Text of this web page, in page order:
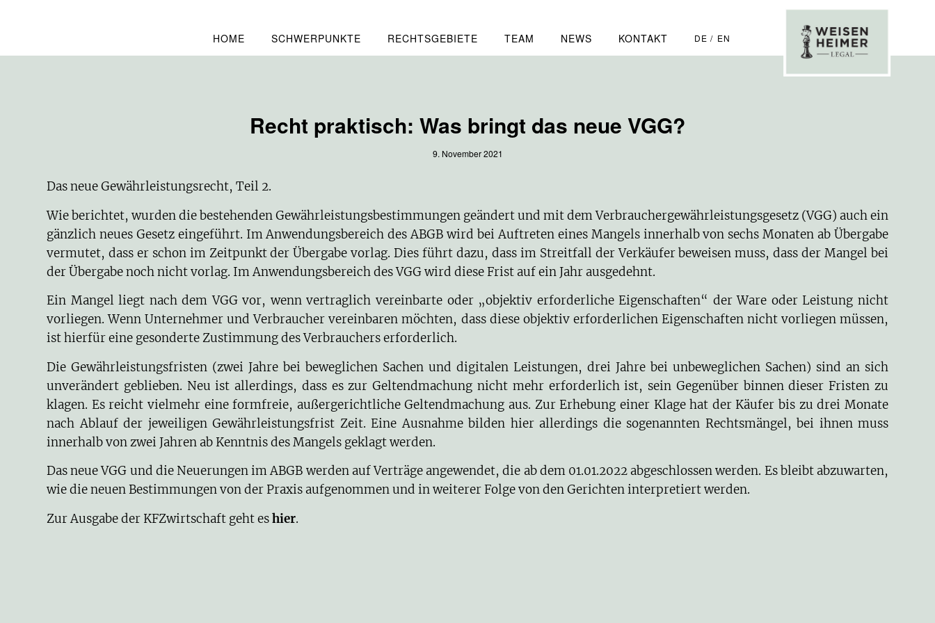
HOME SCHWERPUNKTE RECHTSGEBIETE TEAM NEWS KONTAKT DE EN
Recht praktisch: Was bringt das neue VGG?
9. November 2021
Das neue Gewährleistungsrecht, Teil 2.
Wie berichtet, wurden die bestehenden Gewährleistungsbestimmungen geändert und mit dem Verbrauchergewährleistungsgesetz (VGG) auch ein
gänzlich neues Gesetz eingeführt. Im Anwendungsbereich des ABGB wird bei Auftreten eines Mangels innerhalb von sechs Monaten ab Übergabe
vermutet, dass er schon im Zeitpunkt der Übergabe vorlag. Dies führt dazu, dass im Streitfall der Verkäufer beweisen muss, dass der Mangel bei
der Übergabe noch nicht vorlag. Im Anwendungsbereich des VGG wird diese Frist auf ein Jahr ausgedehnt.
Ein Mangel liegt nach dem VGG vor, wenn vertraglich vereinbarte oder „objektiv erforderliche Eigenschaften“ der Ware oder Leistung nicht
vorliegen. Wenn Unternehmer und Verbraucher vereinbaren möchten, dass diese objektiv erforderlichen Eigenschaften nicht vorliegen müssen,
ist hierfür eine gesonderte Zustimmung des Verbrauchers erforderlich.
Die Gewährleistungsfristen (zwei Jahre bei beweglichen Sachen und digitalen Leistungen, drei Jahre bei unbeweglichen Sachen) sind an sich
unverändert geblieben. Neu ist allerdings, dass es zur Geltendmachung nicht mehr erforderlich ist, sein Gegenüber binnen dieser Fristen zu
klagen. Es reicht vielmehr eine formfreie, außergerichtliche Geltendmachung aus. Zur Erhebung einer Klage hat der Käufer bis zu drei Monate
nach Ablauf der jeweiligen Gewährleistungsfrist Zeit. Eine Ausnahme bilden hier allerdings die sogenannten Rechtsmängel, bei ihnen muss
innerhalb von zwei Jahren ab Kenntnis des Mangels geklagt werden.
Das neue VGG und die Neuerungen im ABGB werden auf Verträge angewendet, die ab dem 01.01.2022 abgeschlossen werden. Es bleibt abzuwarten,
wie die neuen Bestimmungen von der Praxis aufgenommen und in weiterer Folge von den Gerichten interpretiert werden.
Zur Ausgabe der KFZwirtschaft geht eshier.